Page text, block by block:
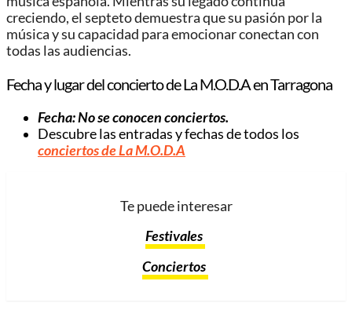
creciendo, el septeto demuestra que su pasión por la
música y su capacidad para emocionar conectan con
todas las audiencias.
Fecha y lugar del concierto de La M.O.D.A en Tarragona
Fecha: No se conocen conciertos.
Descubre las entradas y fechas de todos los
conciertos de La M.O.D.A
Te puede interesar
Festivales
Conciertos